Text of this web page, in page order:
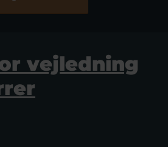
vejledning